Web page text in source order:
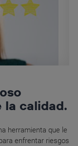
la calidad.
herramienta que le
enfrentar riesgos